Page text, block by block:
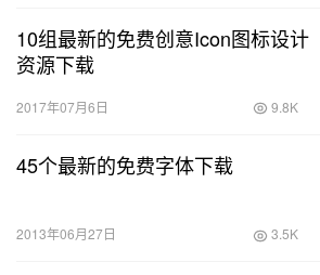
10组最新的免费创意Icon图标设计
资源下载
2017年07月6日 9.8K
45个最新的免费字体下载
2013年06月27日 3.5K